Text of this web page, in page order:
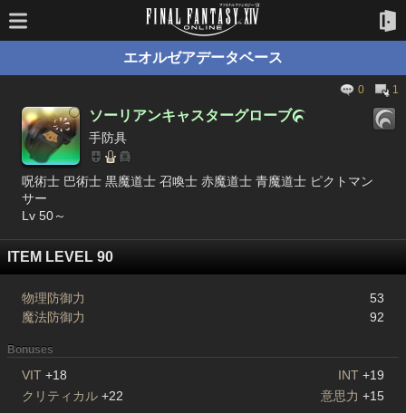
エオルゼアデータベース
0 1
ソーリアンキャスターグローブ
手防具
呪術士 巴術士 黒魔道士 召喚士 赤魔道士 青魔道士 ピクトマン
サー
Lv 50～
ITEM LEVEL 90
物理防御力
53
魔法防御力
92
Bonuses
VIT +18 INT +19
クリティカル +22 意思力 +15